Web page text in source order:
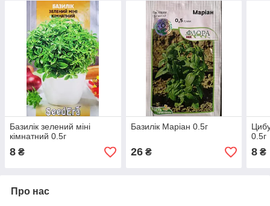
Базилік зелений міні
кімнатний 0.5г
8 ₴
Базилік Маріан 0.5г
26₴
0.5г
8 ₴
Про нас